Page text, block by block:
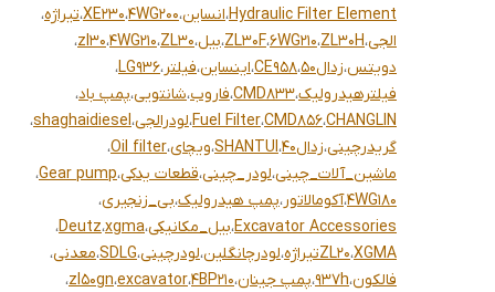
Hydraulic Filter Element،انساین،4WG200،XE230،تیراژه،
الجی،ZL30H،6WG210،ZL30F،بیل،ZL30،4WG210،zl30،
دویتس،زدال50 ،CE958،اینساین،فیلتر،LG936،
فیلترهیدرولیک،CMD833،فاروب،شانتویی،پمپ باد،
CHANGLIN،CMD856،Fuel Filter،لودرالجی،shaghaidiesel،
گریدرچینی،زدال40 ،SHANTUI،ویچای،Oil filter،
ماشین_آلات_چینی،لودر_چینی،قطعات یدکی،Gear pump،
4WG180،آکومالاتور،پمپ هیدرولیک،بی_زنجیری،
Excavator Accessories،بیل_مکانیکی،xgma،Deutz،
XGMA،ZL20تیراژه ،لودرچانگلین،لودرچینی،SDLG،معدنی،
فالکون،937h،پمپ جینان،4BP210،excavator،zl50gn،